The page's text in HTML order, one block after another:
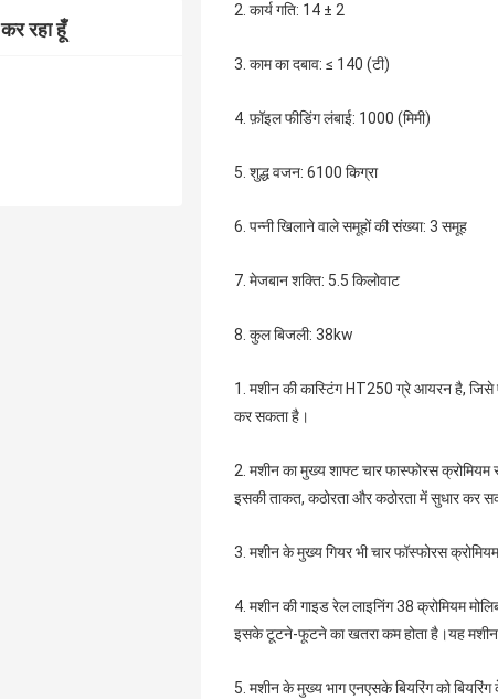
रहा हूँ
2. कार्य गति: 14 ± 2
3. काम का दबाव: ≤ 140 (टी)
4. फ़ॉइल फीडिंग लंबाई: 1000 (मिमी)
5. शुद्ध वजन: 6100 किग्रा
6. पन्नी खिलाने वाले समूहों की संख्या: 3 समूह
7. मेजबान शक्ति: 5.5 किलोवाट
8. कुल बिजली: 38kw
1. मशीन की कास्टिंग HT250 ग्रे आयरन है, जिसे
कर सकता है।
2. मशीन का मुख्य शाफ्ट चार फास्फोरस
इसकी ताकत, कठोरता और कठोरता में सुधार कर
3. मशीन के मुख्य गियर भी चार फॉस्फोरस
4. मशीन की गाइड रेल लाइनिंग 38 क्रोमियम
इसके टूटने-फूटने का खतरा कम होता है।यह
5. मशीन के मुख्य भाग एनएसके बियरिंग को